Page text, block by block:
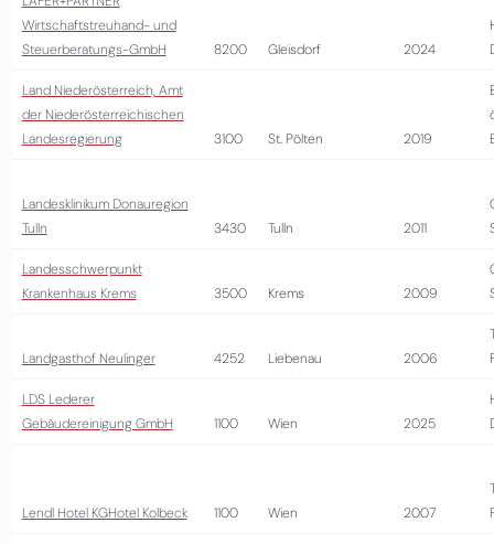
Wirtschaftstreuhand- und
Steuerberatungs-GmbH
8200 Gleisdorf 2024
Land Niederösterreich, Amt
der Niederösterreichischen
Landesregierung
3100 St. Pölten 2019
Landesklinikum Donauregion
Tulln
3430 Tulln 2011
Landesschwerpunkt
Krankenhaus Krems
3500 Krems 2009
Landgasthof Neulinger 4252 Liebenau 2006
LDS Lederer
Gebäudereinigung GmbH
1100 Wien 2025
Lendl Hotel KGHotel Kolbeck 1100 Wien 2007